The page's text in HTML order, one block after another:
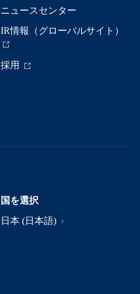
ニュースセンター
IR情報（グローバルサイト）
採用
国を選択
日本 (日本語)